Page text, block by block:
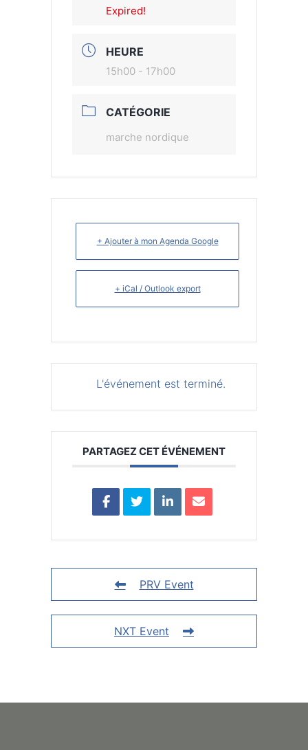
Expired!
HEURE
15h00 - 17h00
CATÉGORIE
marche nordique
+ Ajouter à mon Agenda Google
+ iCal / Outlook export
L'événement est terminé.
PARTAGEZ CET ÉVÉNEMENT
PRV Event
NXT Event